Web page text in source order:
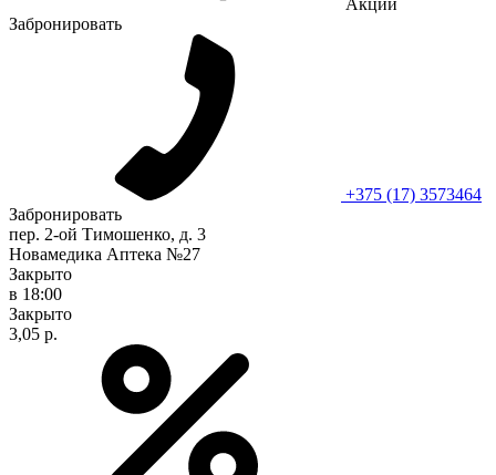
Забронировать
+375 (17) 3573464
Забронировать
пер. 2-ой Тимошенко, д. 3
Новамедика Аптека №27
Закрыто
в 18:00
Закрыто
3,05 р.